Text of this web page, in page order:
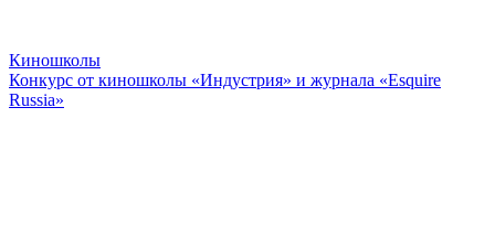
Киношколы
Конкурс от киношколы «Индустрия» и журнала «Esquire
Russia»